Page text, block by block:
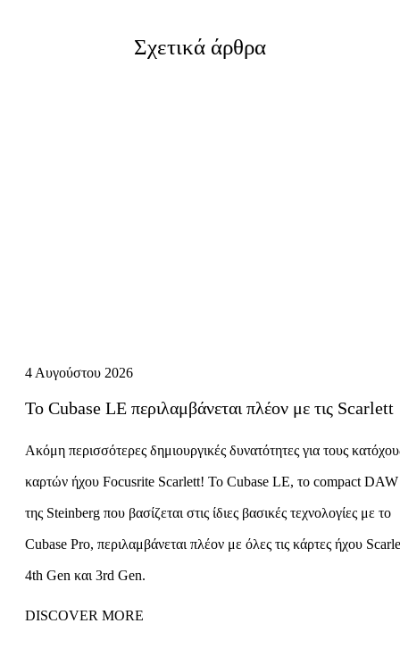
Σχετικά άρθρα
4 Αυγούστου 2026
Το Cubase LE περιλαμβάνεται πλέον με τις Scarlett
Ακόμη περισσότερες δημιουργικές δυνατότητες για τους
καρτών ήχου Focusrite Scarlett! Το Cubase LE, το compact DAW
της Steinberg που βασίζεται στις ίδιες βασικές τεχνολογίες με το
Cubase Pro, περιλαμβάνεται πλέον με όλες τις κάρτες ήχου
4th Gen και 3rd Gen.
DISCOVER MORE